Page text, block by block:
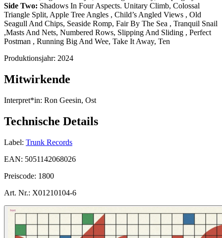
Side Two: Shadows In Four Aspects. Unitary Climb, Colossal
Triangle Split, Apple Tree Angles , Child’s Angled Views , Old
Seagull And Chips, Seaside Romp, Fair By The Sea , Tranquil Snail
,Masts And Nets, Numbered Rows, Slipping And Sliding , Perfect
Postman , Running Big And Wee, Take It Away, Ten
Produktionsjahr: 2024
Mitwirkende
Interpret*in: Ron Geesin, Ost
Technische Details
Label: Trunk Records
EAN: 5051142068026
Preiscode: 1800
Art. Nr.: X01210104-6